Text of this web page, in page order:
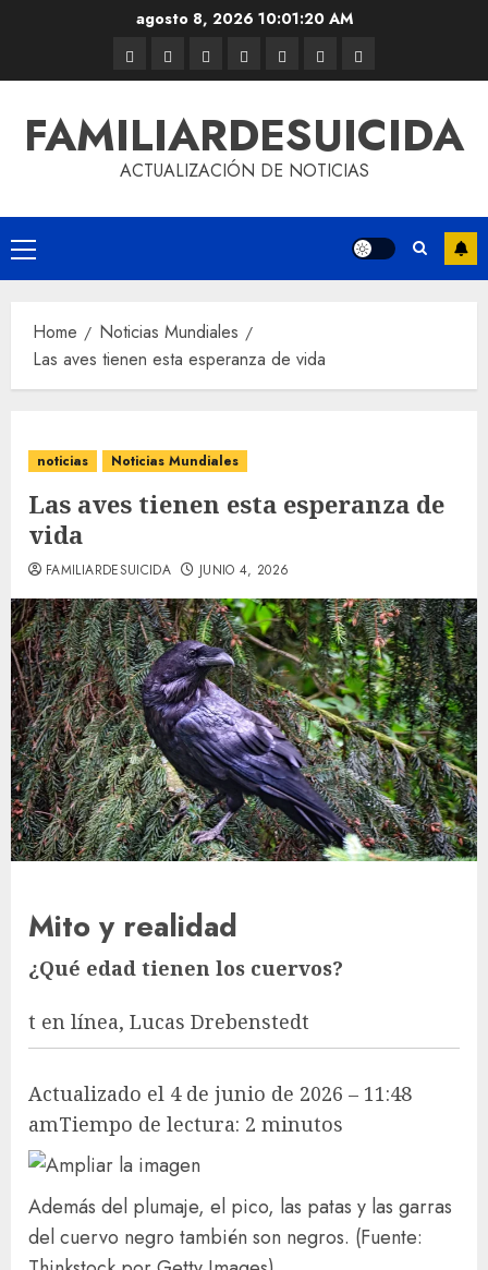
agosto 8, 2026 10:01:20 AM
FAMILIARDESUICIDA
ACTUALIZACIÓN DE NOTICIAS
Home
Noticias Mundiales
Las aves tienen esta esperanza de vida
noticias Noticias Mundiales
Las aves tienen esta esperanza de
vida
FAMILIARDESUICIDA JUNIO 4, 2026
Mito y realidad
¿Qué edad tienen los cuervos?
t en línea, Lucas Drebenstedt
Actualizado el 4 de junio de 2026 – 11:48
amTiempo de lectura: 2 minutos
Además del plumaje, el pico, las patas y las garras
del cuervo negro también son negros. (Fuente: